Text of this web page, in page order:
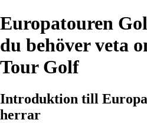
Europatouren
du behöver veta
Tour Golf
Introduktion till
herrar